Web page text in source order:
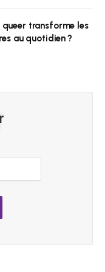
transforme les
au quotidien ?